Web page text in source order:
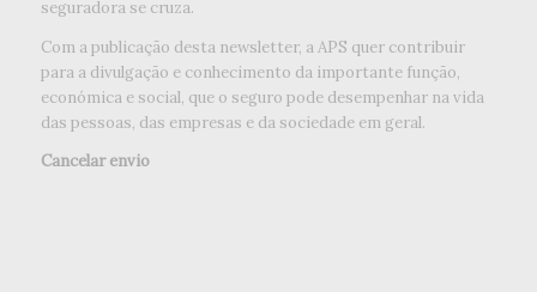
seguradora se cruza.
Com a publicação desta newsletter, a APS quer contribuir
para a divulgação e conhecimento da importante função,
económica e social, que o seguro pode desempenhar na vida
das pessoas, das empresas e da sociedade em geral.
Cancelar envio